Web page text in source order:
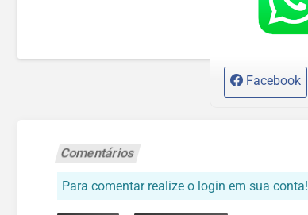
Facebook
Comentários
Para comentar realize o login em sua conta!